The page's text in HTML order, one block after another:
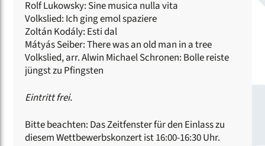
Rolf Lukowsky: Sine musica nulla vita
Volkslied: Ich ging emol spaziere
Zoltán Kodály: Esti dal
Mátyás Seiber: There was an old man in a tree
Volkslied, arr. Alwin Michael Schronen: Bolle reiste
jüngst zu Pfingsten
Eintritt frei.
Bitte beachten: Das Zeitfenster für den Einlass zu
diesem Wettbewerbskonzert ist 16:00-16:30 Uhr.